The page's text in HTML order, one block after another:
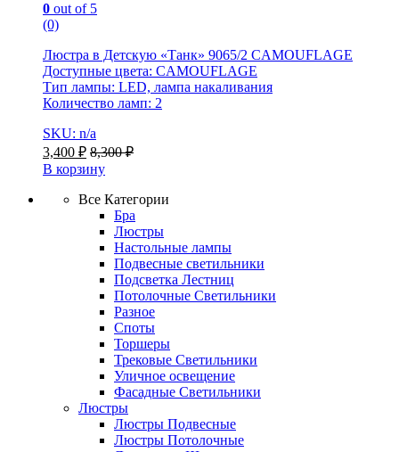
0 out of 5
(0)
Люстра в Детскую «Танк» 9065/2 CAMOUFLAGE
Доступные цвета: CAMOUFLAGE
Тип лампы: LED, лампа накаливания
Количество ламп: 2
SKU: n/a
3,400 ₽ 8,300₽
В корзину
Все Категории
Бра
Люстры
Настольные лампы
Подвесные светильники
Подсветка Лестниц
Потолочные Светильники
Разное
Споты
Торшеры
Трековые Светильники
Уличное освещение
Фасадные Светильники
Люстры
Люстры Подвесные
Люстры Потолочные